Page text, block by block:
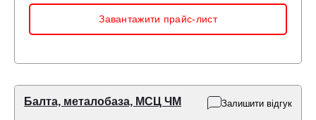
Завантажити прайс-лист
Балта, металобаза, МСЦ ЧМ Залишити відгук